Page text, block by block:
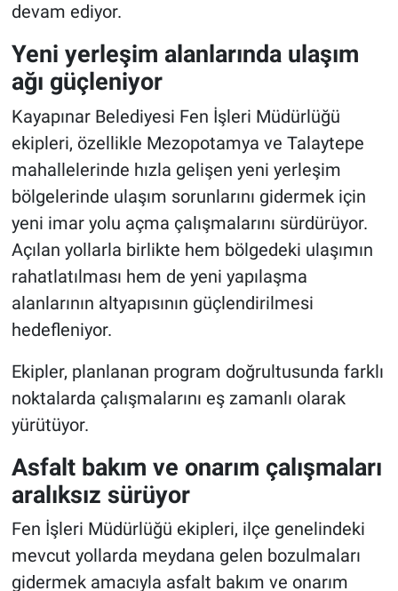
devam ediyor.
Yeni yerleşim alanlarında ulaşım
ağı güçleniyor
Kayapınar Belediyesi Fen İşleri Müdürlüğü
ekipleri, özellikle Mezopotamya ve Talaytepe
mahallelerinde hızla gelişen yeni yerleşim
bölgelerinde ulaşım sorunlarını gidermek için
yeni imar yolu açma çalışmalarını sürdürüyor.
Açılan yollarla birlikte hem bölgedeki ulaşımın
rahatlatılması hem de yeni yapılaşma
alanlarının altyapısının güçlendirilmesi
hedefleniyor.
Ekipler, planlanan program doğrultusunda farklı
noktalarda çalışmalarını eş zamanlı olarak
yürütüyor.
Asfalt bakım ve onarım çalışmaları
aralıksız sürüyor
Fen İşleri Müdürlüğü ekipleri, ilçe genelindeki
mevcut yollarda meydana gelen bozulmaları
gidermek amacıyla asfalt bakım ve onarım